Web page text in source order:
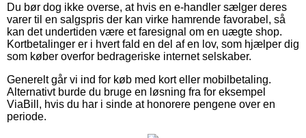
Du bør dog ikke overse, at hvis en e-handler sælger deres
varer til en salgspris der kan virke hamrende favorabel, så
kan det undertiden være et faresignal om en uægte shop.
Kortbetalinger er i hvert fald en del af en lov, som hjælper dig
som køber overfor bedrageriske internet selskaber.
Generelt går vi ind for køb med kort eller mobilbetaling.
Alternativt burde du bruge en løsning fra for eksempel
ViaBill, hvis du har i sinde at honorere pengene over en
periode.